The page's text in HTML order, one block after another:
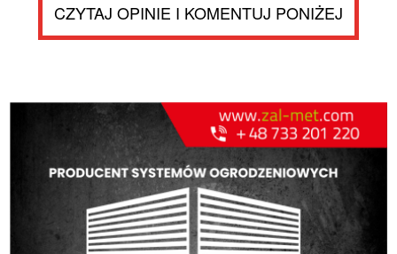
CZYTAJ OPINIE I KOMENTUJ PONIŻEJ